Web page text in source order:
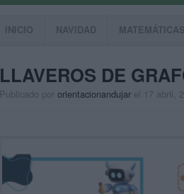
INICIO NAVIDAD MATEMÁTICAS
LLAVEROS DE
Publicado por orientacionandujar el 17 abril,